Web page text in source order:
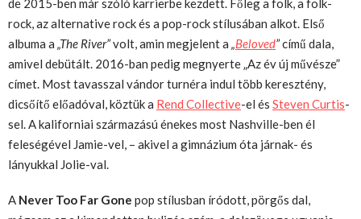
de 2015-ben már szóló karrierbe kezdett. Főleg a folk, a folk-
rock, az alternative rock és a pop-rock stílusában alkot. Első
albuma a „The River”volt, amin megjelent a „Beloved”című dala,
amivel debütált. 2016-ban pedig megnyerte „Az év új művésze”
címet. Most tavasszal vándor turnéra indul több keresztény,
dicsőítő előadóval, köztük a Rend Collective-el és Steven Curtis-
sel. A kaliforniai származású énekes most Nashville-ben él
feleségével Jamie-vel, – akivel a gimnázium óta járnak- és
lányukkal Jolie-val.
A Never Too Far Gone pop stílusban íródott, pörgős dal,